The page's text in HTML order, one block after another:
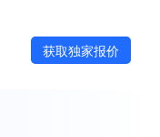
获取独家报价